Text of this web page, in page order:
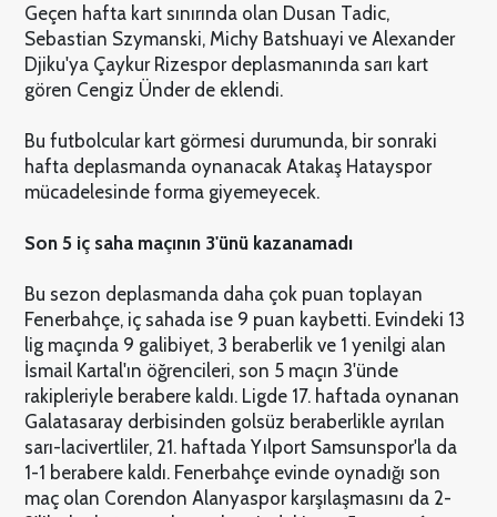
Geçen hafta kart sınırında olan Dusan Tadic,
Sebastian Szymanski, Michy Batshuayi ve Alexander
Djiku'ya Çaykur Rizespor deplasmanında sarı kart
gören Cengiz Ünder de eklendi.
Bu futbolcular kart görmesi durumunda, bir sonraki
hafta deplasmanda oynanacak Atakaş Hatayspor
mücadelesinde forma giyemeyecek.
Son 5 iç saha maçının 3'ünü kazanamadı
Bu sezon deplasmanda daha çok puan toplayan
Fenerbahçe, iç sahada ise 9 puan kaybetti. Evindeki 13
lig maçında 9 galibiyet, 3 beraberlik ve 1 yenilgi alan
İsmail Kartal'ın öğrencileri, son 5 maçın 3'ünde
rakipleriyle berabere kaldı. Ligde 17. haftada oynanan
Galatasaray derbisinden golsüz beraberlikle ayrılan
sarı-lacivertliler, 21. haftada Yılport Samsunspor'la da
1-1 berabere kaldı. Fenerbahçe evinde oynadığı son
maç olan Corendon Alanyaspor karşılaşmasını da 2-